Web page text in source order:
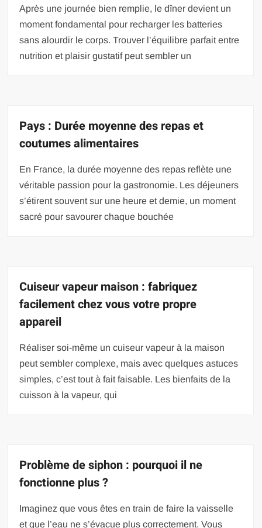
Après une journée bien remplie, le dîner devient un
moment fondamental pour recharger les batteries
sans alourdir le corps. Trouver l’équilibre parfait entre
nutrition et plaisir gustatif peut sembler un
Pays : Durée moyenne des repas et
coutumes alimentaires
En France, la durée moyenne des repas reflète une
véritable passion pour la gastronomie. Les déjeuners
s’étirent souvent sur une heure et demie, un moment
sacré pour savourer chaque bouchée
Cuiseur vapeur maison : fabriquez
facilement chez vous votre propre
appareil
Réaliser soi-même un cuiseur vapeur à la maison
peut sembler complexe, mais avec quelques astuces
simples, c’est tout à fait faisable. Les bienfaits de la
cuisson à la vapeur, qui
Problème de siphon : pourquoi il ne
fonctionne plus ?
Imaginez que vous êtes en train de faire la vaisselle
et que l’eau ne s’évacue plus correctement. Vous